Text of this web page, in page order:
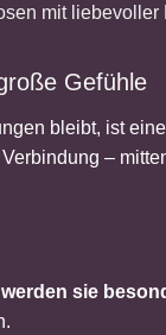
Gefühle
bleibt, ist
–
werden sie